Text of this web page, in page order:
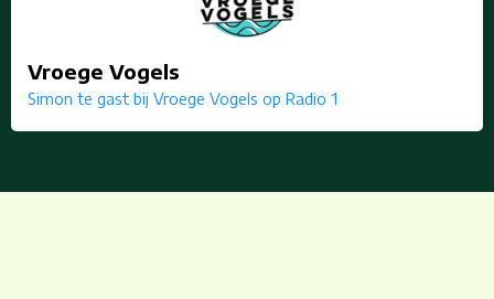
Vroege Vogels
Simon te gast bij Vroege Vogels op Radio 1